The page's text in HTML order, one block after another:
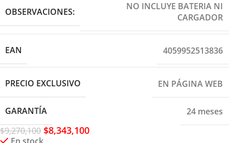
OBSERVACIONES:
NO INCLUYE BATERIA NI
CARGADOR
EAN 4059952513836
PRECIO EXCLUSIVO EN PÁGINA WEB
GARANTÍA
24 meses
$9,270,100 $8,343,100